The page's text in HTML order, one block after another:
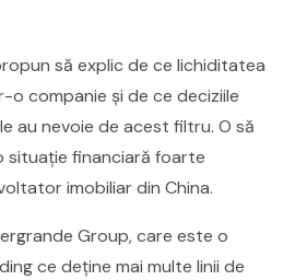
să explic de ce lichiditatea
companie și de ce deciziile
au nevoie de acest filtru. O să
situație financiară foarte
imobiliar din China.
Group, care este o
ce deține mai multe linii de